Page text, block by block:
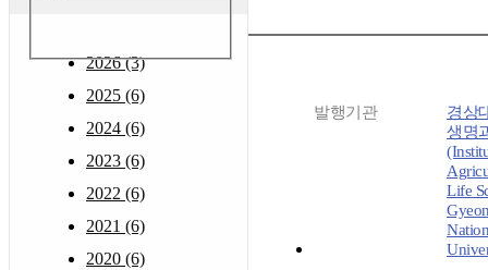
2026 (3)
2025 (6)
2024 (6)
2023 (6)
2022 (6)
2021 (6)
2020 (6)
발행기관
경상
생명
Life